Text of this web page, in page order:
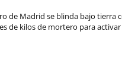
de Madrid se blinda bajo tierra
de kilos de mortero para